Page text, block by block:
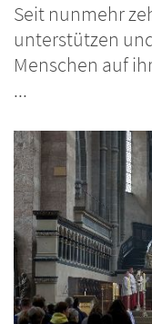
Seit nunmehr
unterstützen
Menschen auf
...